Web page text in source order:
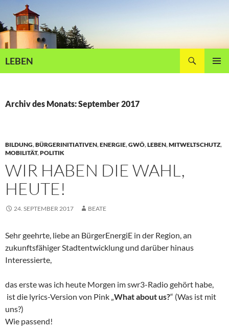
Inhalt
springen
LEBEN
Archiv des Monats: September 2017
BILDUNG,BÜRGERINITIATIVEN,ENERGIE,GWÖ,LEBEN,MITWELTSCHUTZ,
MOBILITÄT,POLITIK
WIR HABEN DIE WAHL,
HEUTE!
24. SEPTEMBER 2017 BEATE
Sehr geehrte, liebe an BürgerEnergiE in der Region, an
zukunftsfähiger Stadtentwicklung und darüber hinaus
Interessierte,
das erste was ich heute Morgen im swr3-Radio gehört habe,
ist die lyrics-Version von Pink „What about us?“ (Was ist mit
uns?)
Wie passend!